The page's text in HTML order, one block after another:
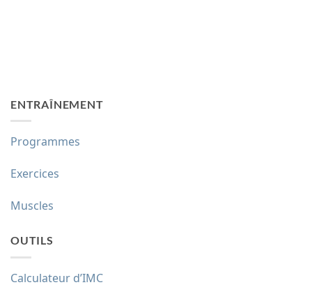
ENTRAÎNEMENT
Programmes
Exercices
Muscles
OUTILS
Calculateur d’IMC